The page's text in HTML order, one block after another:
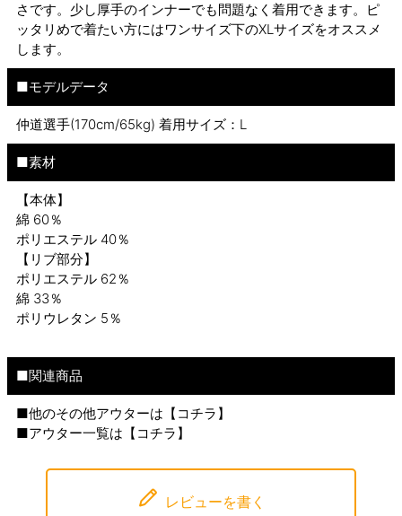
さです。少し厚手のインナーでも問題なく着用できます。ピ
ッタリめで着たい方にはワンサイズ下のXLサイズをオススメ
します。
■モデルデータ
仲道選手(170cm/65kg) 着用サイズ：L
■素材
【本体】
綿 60％
ポリエステル 40％
【リブ部分】
ポリエステル 62％
綿 33％
ポリウレタン 5％
■関連商品
■他のその他アウターは【 コチラ 】
■アウター一覧は【 コチラ 】
レビューを書く